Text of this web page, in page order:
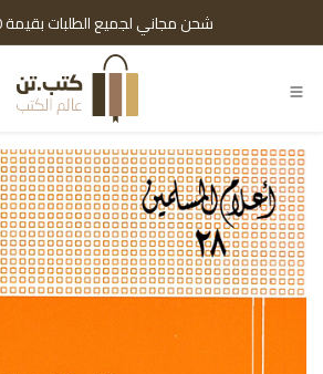
شحن مجاني لجميع الطلبات بقيمة 150 دولارًا